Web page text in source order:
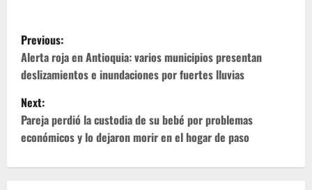
P
o
s
t
n
Previous:
Alerta roja en Antioquia: varios municipios presentan
deslizamientos e inundaciones por fuertes lluvias
Next:
Pareja perdió la custodia de su bebé por problemas
económicos y lo dejaron morir en el hogar de paso